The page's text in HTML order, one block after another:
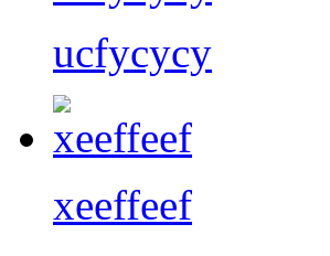
ucfycycy
xeeffeef